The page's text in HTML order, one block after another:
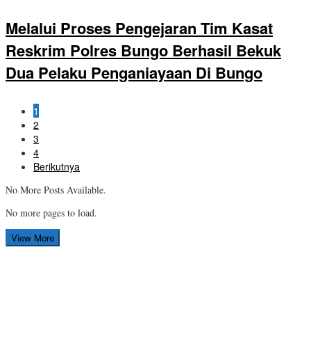
Melalui Proses Pengejaran Tim Kasat
Reskrim Polres Bungo Berhasil Bekuk
Dua Pelaku Penganiayaan Di Bungo
1
2
3
4
Berikutnya
No More Posts Available.
No more pages to load.
View More